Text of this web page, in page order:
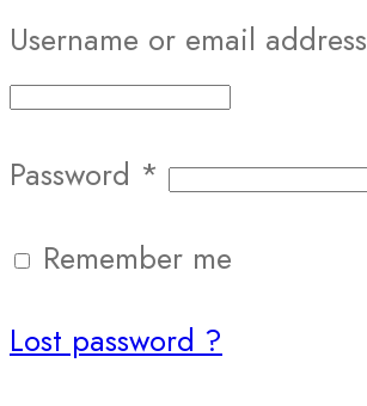
Username or email address
Password *
Remember me
Lost password ?